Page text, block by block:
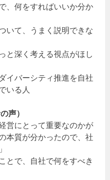
、何をすればいいか分か
いて、うまく説明できな
と深く考える視点がほし
イバーシティ推進を自社
いる人
声）
営にとって重要なのかが
本質が分かったので、社
とで、自社で何をすべき